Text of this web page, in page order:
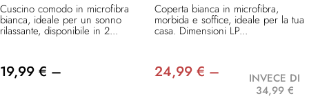
Cuscino comodo in microfibra
bianca, ideale per un sonno
rilassante, disponibile in 2...
19,99 € –
Coperta bianca in microfibra,
morbida e soffice, ideale per la tua
casa. Dimensioni LP...
24,99 € –
INVECE DI
34,99 €